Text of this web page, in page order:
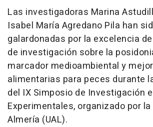
Las investigadoras Marina
Isabel María Agredano Pila han
galardonadas por la excelencia
de investigación sobre la
marcador medioambiental y
alimentarias para peces durante
del IX Simposio de Investigación
Experimentales, organizado por
Almería (UAL).